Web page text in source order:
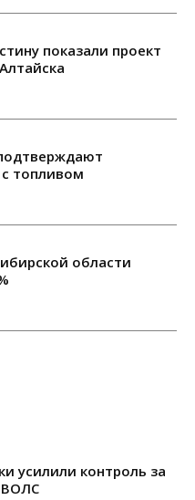
показали проект
топливом
области
усилили контроль за
ВОЛС